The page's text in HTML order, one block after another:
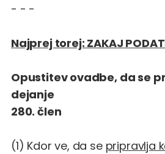
- - -
Najprej torej: ZAKAJ
Opustitev ovadbe, da se
dejanje
280. člen
(1) Kdor ve, da se pripravlja